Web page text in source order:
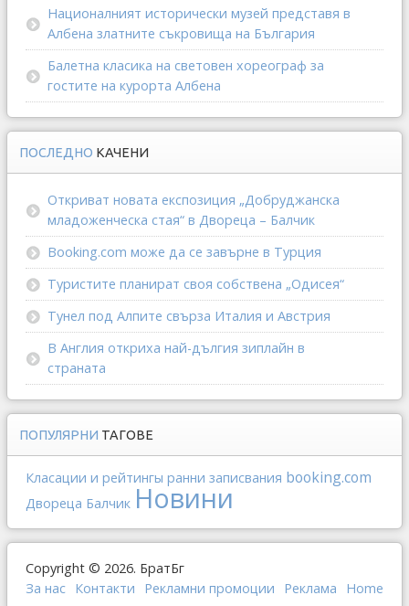
Националният исторически музей представя в
Албена златните съкровища на България
Балетна класика на световен хореограф за
гостите на курорта Албена
ПОСЛЕДНО КАЧЕНИ
Откриват новата експозиция „Добруджанска
младоженческа стая“ в Двореца – Балчик
Booking.com може да се завърне в Турция
Туристите планират своя собствена „Одисея“
Тунел под Алпите свърза Италия и Австрия
В Англия откриха най-дългия зиплайн в
страната
ПОПУЛЯРНИ ТАГОВЕ
Класации и рейтингы ранни записвания booking.com
Двореца Балчик Новини
Copyright © 2026. БратБг
За нас Контакти Рекламни промоции Реклама Home